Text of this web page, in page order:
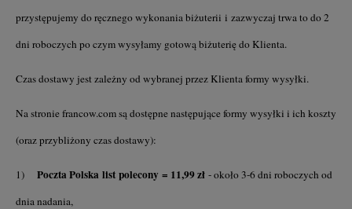
przystępujemy do ręcznego wykonania biżuterii i zazwyczaj trwa to do 2
dni roboczych po czym wysyłamy gotową biżuterię do Klienta.
Czas dostawy jest zależny od wybranej przez Klienta formy wysyłki.
Na stronie francow.com są dostępne następujące formy wysyłki i ich koszty
(oraz przybliżony czas dostawy):
1) Poczta Polska list polecony = 11,99 zł - około 3-6 dni roboczych od
dnia nadania,